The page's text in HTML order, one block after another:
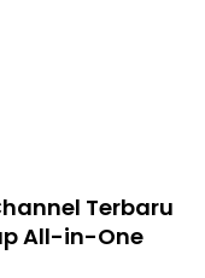
Terbaru
All-in-One